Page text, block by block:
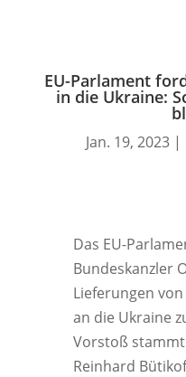
EU-Parlament
in die Ukraine:
Jan. 19, 2023 |
Das EU-
Bundeskanzler
Lieferungen von
an die Ukraine
Vorstoß
Reinhard